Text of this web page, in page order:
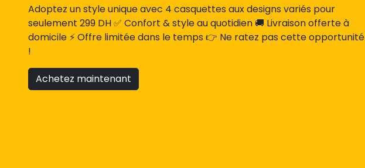
Adoptez un style unique avec 4 casquettes aux designs variés pour
seulement 299 DH ✅ Confort & style au quotidien 🚚 Livraison offerte à
domicile ⚡ Offre limitée dans le temps 👉 Ne ratez pas cette opportunité
!
Achetez maintenant